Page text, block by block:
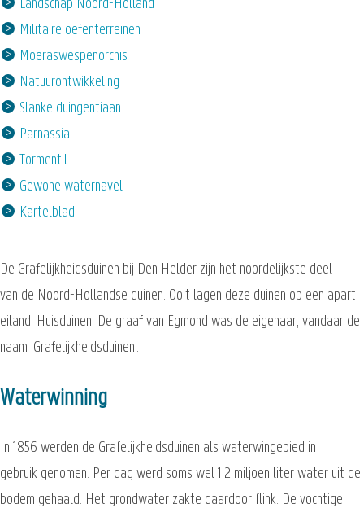
Landschap Noord-Holland
Militaire oefenterreinen
Moeraswespenorchis
Natuurontwikkeling
Slanke duingentiaan
Parnassia
Tormentil
Gewone waternavel
Kartelblad
De Grafelijkheidsduinen bij Den Helder zijn het noordelijkste deel
van de Noord-Hollandse duinen. Ooit lagen deze duinen op een apart
eiland, Huisduinen. De graaf van Egmond was de eigenaar, vandaar de
naam 'Grafelijkheidsduinen'.
Waterwinning
In 1856 werden de Grafelijkheidsduinen als waterwingebied in
gebruik genomen. Per dag werd soms wel 1,2 miljoen liter water uit de
bodem gehaald. Het grondwater zakte daardoor flink. De vochtige